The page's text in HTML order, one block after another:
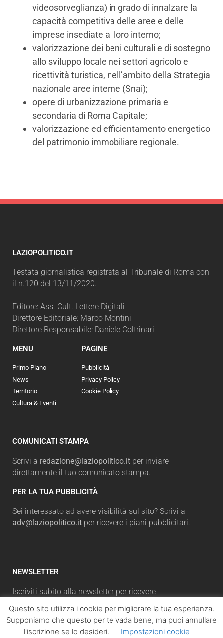
videosorveglianza) in grado di innalzare la
capacità competitiva delle aree e delle
imprese insediate al loro interno;
valorizzazione dei beni culturali e di sostegno
allo sviluppo locale nei settori agricolo e
ricettività turistica, nell’ambito della Strategia
nazionale aree interne (Snai);
opere di urbanizzazione primaria e
secondaria di Roma Capitale;
valorizzazione ed efficientamento energetico
del patrimonio immobiliare regionale.
LAZIOPOLITICO.IT
Testata giornalistica registrata al Tribunale di Roma con
il n.120 del 13/11/2020.
Editore: Ass. Cult. Lettere Digitali
Direttore Editoriale: Marco Montini
Direttore Responsabile: Daniele Coltrinari
MENU
Primo Piano
News
Territorio
Cultura & Eventi
PAGINE
Pubblicità
Privacy Policy
Cookie Policy
COMUNICATI STAMPA
Scrivi a redazione@laziopolitico.it per inviare
direttamente il tuo comunicato stampa.
PER LA TUA PUBBLICITÀ
Sei interessato ad avere visibilità sul sito? Scrivi a
adv@laziopolitico.it per ricevere i piani pubblicitari.
NEWSLETTER
Iscriviti subito alla newsletter per ricevere
indirizzo email e, cliccando su “Iscriviti”, accetterai la
automaticamente la nostra Privacy Policy.
Questo sito utilizza i cookie per migliorare la tua esperienza.
Supponiamo che questo per te vada bene, ma puoi annullare
l'iscrizione se lo desideri.
Impostazioni cookie